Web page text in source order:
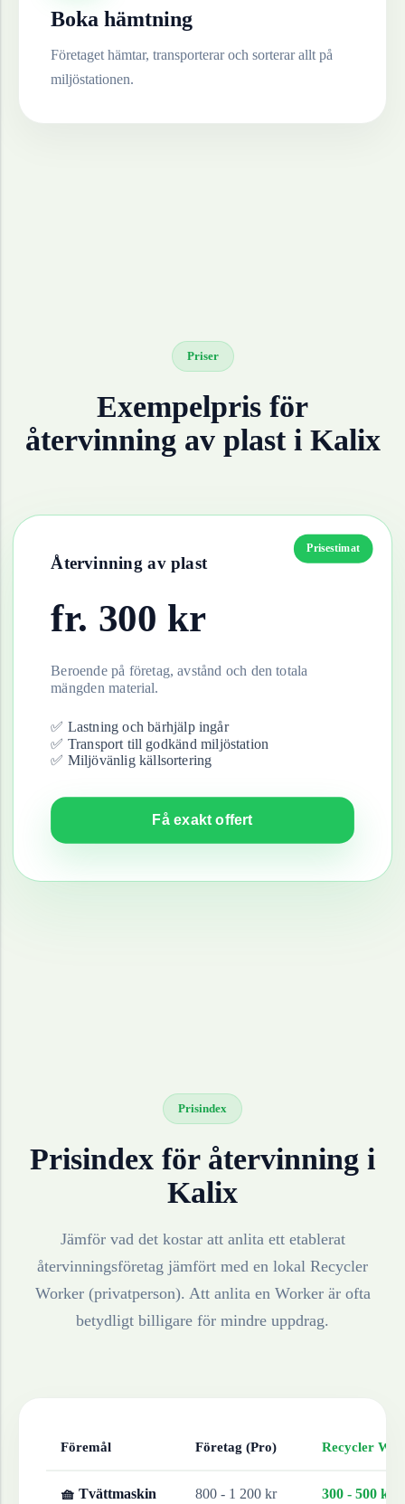
Boka hämtning
Företaget hämtar, transporterar och sorterar allt på
miljöstationen.
Priser
Exempelpris för
återvinning av plasti Kalix
Prisestimat
Återvinning av plast
fr. 300 kr
Beroende på företag, avstånd och den totala
mängden material.
✅ Lastning och bärhjälp ingår
✅ Transport till godkänd miljöstation
✅ Miljövänlig källsortering
Få exakt offert
Prisindex
Prisindex för återvinning i
Kalix
Jämför vad det kostar att anlita ett etablerat
återvinningsföretag jämfört med en lokal Recycler
Worker (privatperson). Att anlita en Worker är ofta
betydligt billigare för mindre uppdrag.
Föremål Företag (Pro) Recycler
🧺 Tvättmaskin 800 - 1 200 kr 300 - 500 kr